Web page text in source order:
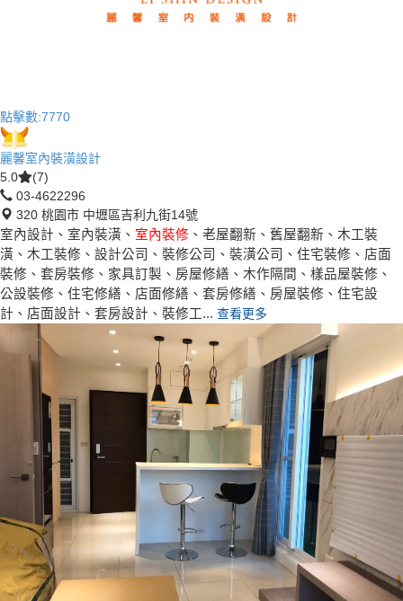
點擊數:7770
麗馨室內裝潢設計
5.0
(7)
03-4622296
320 桃園市 中壢區吉利九街14號
室內設計、室內裝潢、 室內裝修 、老屋翻新、舊屋翻新、木工裝
潢、木工裝修、設計公司、裝修公司、裝潢公司、住宅裝修、店面
裝修、套房裝修、家具訂製、房屋修繕、木作隔間、樣品屋裝修、
公設裝修、住宅修繕、店面修繕、套房修繕、房屋裝修、住宅設
計、店面設計、套房設計、裝修工... 查看更多